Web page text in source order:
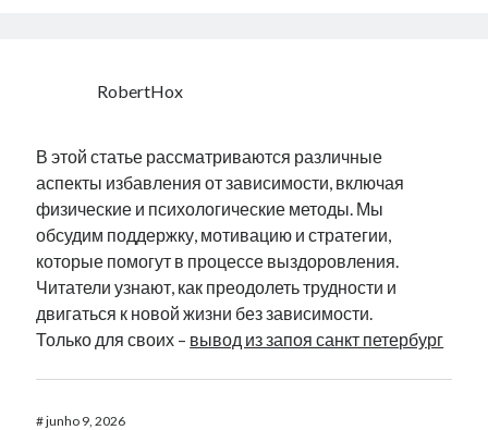
RobertHox
В этой статье рассматриваются различные
аспекты избавления от зависимости, включая
физические и психологические методы. Мы
обсудим поддержку, мотивацию и стратегии,
которые помогут в процессе выздоровления.
Читатели узнают, как преодолеть трудности и
двигаться к новой жизни без зависимости.
Только для своих – вывод из запоя санкт петербург
#junho 9, 2026